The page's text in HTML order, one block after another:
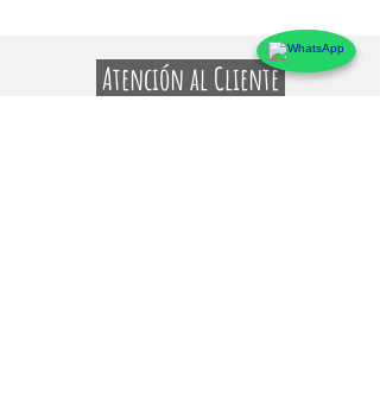
Atención al Cliente